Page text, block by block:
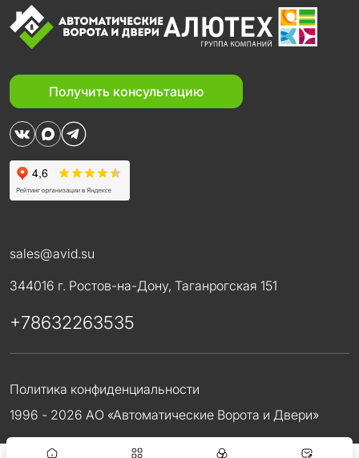
Получить консультацию
sales@avid.su
344016 г. Ростов-на-Дону, Таганрогская 151
+78632263535
Политика конфиденциальности
1996 - 2026 АО «Автоматические Ворота и Двери»